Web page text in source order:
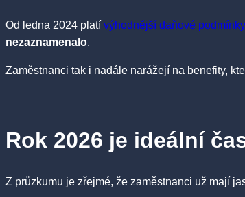
Od ledna 2024 platí výhodnější daňové podmínky
nezaznamenalo.
Zaměstnanci tak i nadále narážejí na benefity,
Rok 2026 je ideální
Z průzkumu je zřejmé, že zaměstnanci už mají